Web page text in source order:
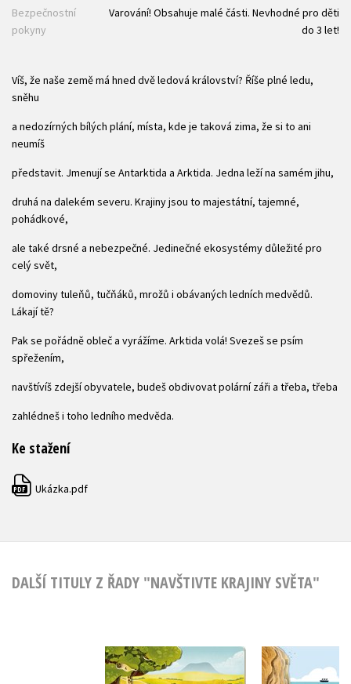
Bezpečnostní
pokyny
Varování! Obsahuje malé části. Nevhodné pro děti
do 3 let!
Víš, že naše země má hned dvě ledová království? Říše plné ledu,
sněhu
a nedozírných bílých plání, místa, kde je taková zima, že si to ani
neumíš
představit. Jmenují se Antarktida a Arktida. Jedna leží na samém jihu,
druhá na dalekém severu. Krajiny jsou to majestátní, tajemné,
pohádkové,
ale také drsné a nebezpečné. Jedinečné ekosystémy důležité pro
celý svět,
domoviny tuleňů, tučňáků, mrožů i obávaných ledních medvědů.
Lákají tě?
Pak se pořádně obleč a vyrážíme. Arktida volá! Svezeš se psím
spřežením,
navštívíš zdejší obyvatele, budeš obdivovat polární záři a třeba, třeba
zahlédneš i toho ledního medvěda.
Ke stažení
PDF Ukázka.pdf
DALŠÍ TITULY Z ŘADY "NAVŠTIVTE KRAJINY SVĚTA"
Na